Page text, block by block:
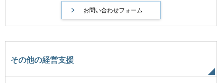
その他の経営支援